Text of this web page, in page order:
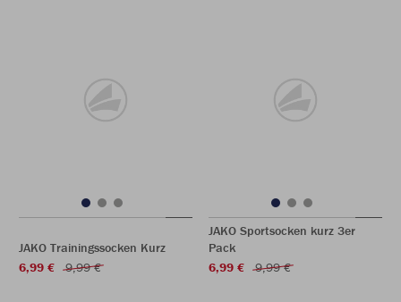
JAKO Trainingssocken Kurz
6,99 €
9,99 €
JAKO Sportsocken kurz 3er
Pack
6,99 €
9,99 €